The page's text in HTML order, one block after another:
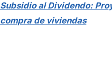
Subsidio al Dividendo:
compra de viviendas